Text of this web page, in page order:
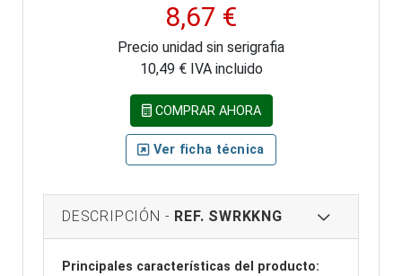
8,67 €
Precio unidad sin serigrafia
10,49 € IVA incluido
COMPRAR AHORA
Ver ficha técnica
DESCRIPCIÓN - REF. SWRKKNG
Principales características del producto: